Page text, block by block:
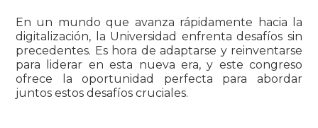
En un mundo que avanza rápidamente hacia la
digitalización, la Universidad enfrenta desafíos sin
precedentes. Es hora de adaptarse y reinventarse
para liderar en esta nueva era, y este congreso
ofrece la oportunidad perfecta para abordar
juntos estos desafíos cruciales.